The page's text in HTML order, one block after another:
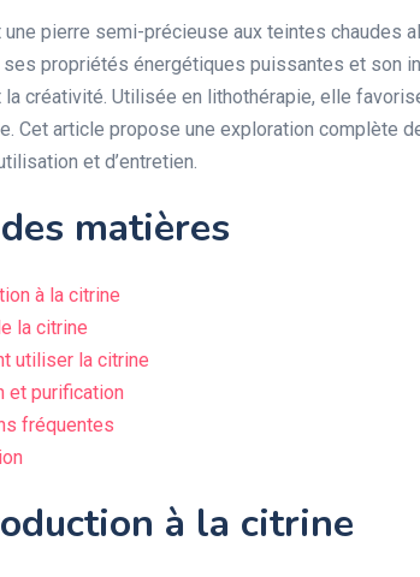
pierre semi-précieuse aux teintes chaudes
ses propriétés énergétiques puissantes et son
créativité. Utilisée en lithothérapie, elle
Cet article propose une exploration complète
et d’entretien.
matières
à la citrine
la citrine
utiliser la citrine
et purification
fréquentes
à la citrine